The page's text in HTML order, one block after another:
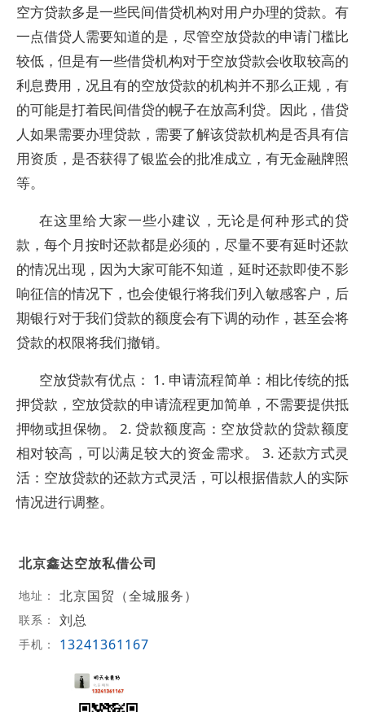
空方贷款多是一些民间借贷机构对用户办理的贷款。有
一点借贷人需要知道的是，尽管空放贷款的申请门槛比
较低，但是有一些借贷机构对于空放贷款会收取较高的
利息费用，况且有的空放贷款的机构并不那么正规，有
的可能是打着民间借贷的幌子在放高利贷。因此，借贷
人如果需要办理贷款，需要了解该贷款机构是否具有信
用资质，是否获得了银监会的批准成立，有无金融牌照
等。
在这里给大家一些小建议，无论是何种形式的贷
款，每个月按时还款都是必须的，尽量不要有延时还款
的情况出现，因为大家可能不知道，延时还款即使不影
响征信的情况下，也会使银行将我们列入敏感客户，后
期银行对于我们贷款的额度会有下调的动作，甚至会将
贷款的权限将我们撤销。
空放贷款有优点： 1. 申请流程简单：相比传统的抵
押贷款，空放贷款的申请流程更加简单，不需要提供抵
押物或担保物。 2. 贷款额度高：空放贷款的贷款额度
相对较高，可以满足较大的资金需求。 3. 还款方式灵
活：空放贷款的还款方式灵活，可以根据借款人的实际
情况进行调整。
北京鑫达空放私借公司
地址： 北京国贸（全城服务）
联系： 刘总
手机： 13241361167